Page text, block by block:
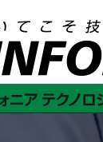
試験装置